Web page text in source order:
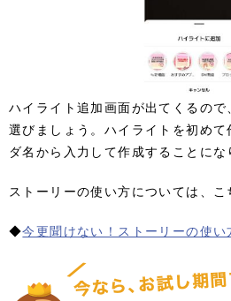
ハイライト追加画面が出てくるので
選びましょう。ハイライトを初め
ダ名から入力して作成することにな
ストーリーの使い方については、こ
◆今更聞けない！ストーリーの使い